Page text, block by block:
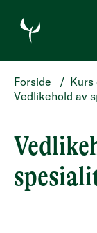
HOPP TIL
Forside / Kurs
Vedlikehold av